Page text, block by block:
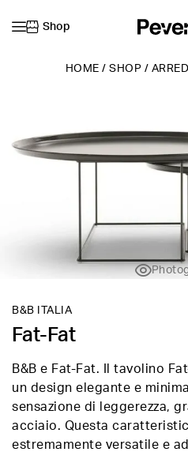
Shop
HOME /SHOP /
B&B ITALIA
Fat-Fat
B&B e Fat-Fat. Il tavolino
un design elegante e
sensazione di leggerezza,
acciaio. Questa
estremamente versatile e